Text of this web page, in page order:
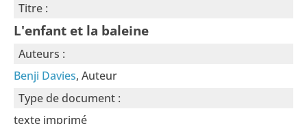
Titre :
L'enfant et la baleine
Auteurs :
Benji Davies, Auteur
Type de document :
texte imprimé